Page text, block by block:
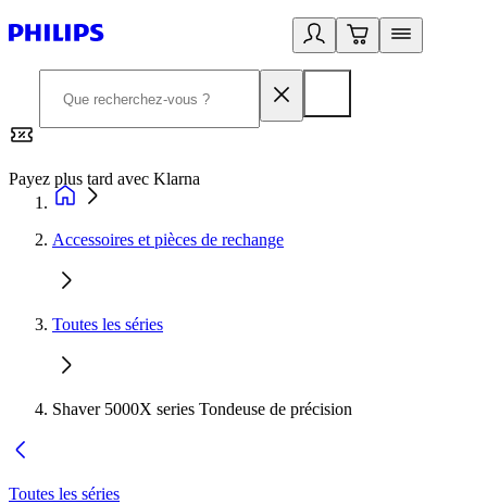
Payez plus tard avec Klarna
Accessoires et pièces de rechange
Toutes les séries
Shaver 5000X series Tondeuse de précision
Toutes les séries